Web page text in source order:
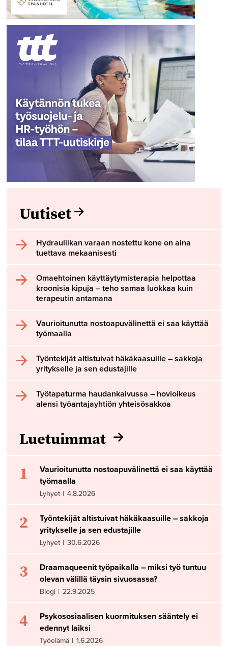
Uutiset
Hydrauliikan varaan nostettu kone on aina
tuettava mekaanisesti
Omaehtoinen käyttäytymisterapia helpottaa
kroonisia kipuja – teho samaa luokkaa kuin
terapeutin antamana
Vaurioitunutta nostoapuvälinettä ei saa käyttää
työmaalla
Työntekijät altistuivat häkäkaasuille – sakkoja
yritykselle ja sen edustajille
Työtapaturma haudankaivussa – hovioikeus
alensi työantajayhtiön yhteisösakkoa
Luetuimmat
1
Vaurioitunutta nostoapuvälinettä ei saa käyttää
työmaalla
Lyhyet | 4.8.2026
2
Työntekijät altistuivat häkäkaasuille – sakkoja
yritykselle ja sen edustajille
Lyhyet | 30.6.2026
3
Draamaqueenit työpaikalla – miksi työ tuntuu
olevan välillä täysin sivuosassa?
Blogi | 22.9.2025
4
Psykososiaalisen kuormituksen sääntely ei
edennyt laiksi
Työelämä | 1.6.2026